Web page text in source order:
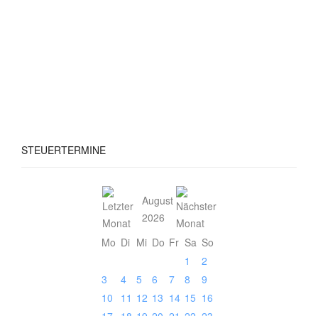
STEUERTERMINE
August
2026
Mo Di Mi Do Fr Sa So
1
2
3
4 5 6 7 8
9
10
11 12 13 14 15 16